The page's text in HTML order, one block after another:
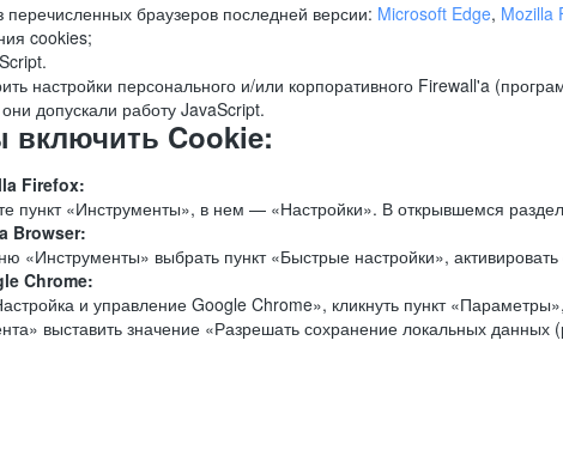
браузеров последней версии: Microsoft Edge, Mozilla
cookies;
настройки персонального и/или корпоративного Firewall'a
допускали работу JavaScript.
включить Cookie:
Firefox:
«Инструменты», в нем — «Настройки». В открывшемся
Browser:
«Инструменты» выбрать пункт «Быстрые настройки»,
Chrome:
и управление Google Chrome», кликнуть пункт
выставить значение «Разрешать сохранение локальных данных